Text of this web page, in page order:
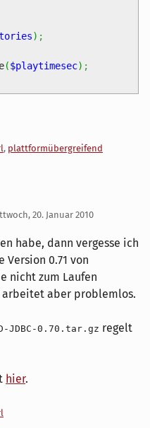
) ;
($playtimesec) ;
, plattformübergreifend
20. Januar 2010
habe, dann vergesse ich
0.71 von
nicht zum Laufen
arbeitet aber problemlos.
JDBC-0.70.tar.gz regelt
hier.